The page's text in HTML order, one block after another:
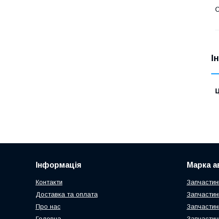
Інформація
Контакти
Доставка та оплата
Про нас
Марка